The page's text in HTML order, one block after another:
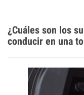
¿Cuáles son los
conducir en una